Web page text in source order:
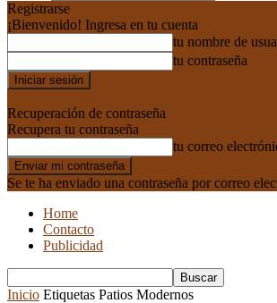
Registrarse
¡Bienvenido! Ingresa en tu cuenta
tu nombre de
tu contraseña
Recuperación de contraseña
Recupera tu contraseña
tu correo
Se te ha enviado una contraseña por correo
Home
Contacto
Publicidad
Inicio Etiquetas Patios Modernos